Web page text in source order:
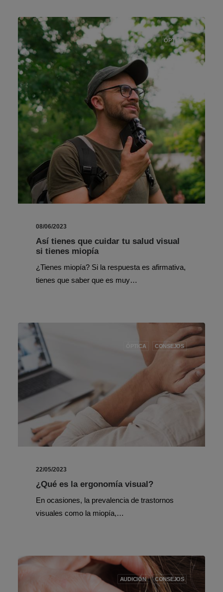
ÓPTICA
08/06/2023
Así tienes que cuidar tu salud visual
si tienes miopía
¿Tienes miopía? Si la respuesta es afirmativa,
tienes que saber que es muy…
ÓPTICA CONSEJOS
22/05/2023
¿Qué es la ergonomía visual?
En ocasiones, la prevalencia de trastornos
visuales como la miopía,…
AUDICIÓN CONSEJOS